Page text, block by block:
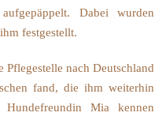
u
f
f
Dabei wurden
festgestellt.
nach Deutschland
fand, die ihm weiterhin
Mia kennen